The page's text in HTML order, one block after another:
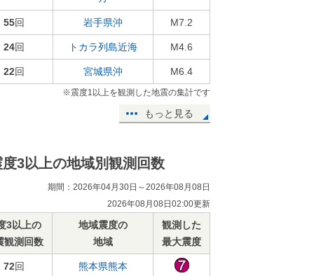
55回 岩手県沖 M7.2
24回 トカラ列島近海 M4.6
22回 宮城県沖 M6.4
※震度1以上を観測した地震の集計です
もっと見る
度3以上の地域別観測回数
期間：2026年04月30日～2026年08月08日
2026年08月08日02:00更新
3以上の
観測回数
地域震度の
地域
観測した
最大震度
72回 熊本県熊本